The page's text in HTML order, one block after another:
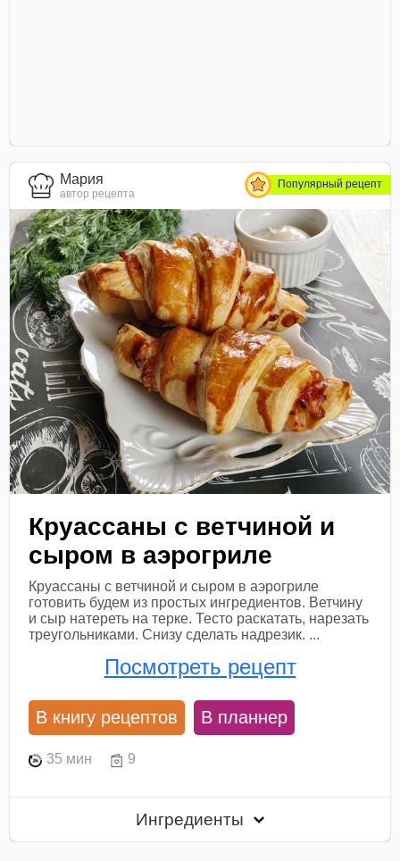
Мария
автор рецепта
Популярный рецепт
Круассаны с ветчиной и
сыром в аэрогриле
Круассаны с ветчиной и сыром в аэрогриле
готовить будем из простых ингредиентов. Ветчину
и сыр натереть на терке. Тесто раскатать, нарезать
треугольниками. Снизу сделать надрезик. ...
Посмотреть рецепт
В книгу рецептов В планнер
35 мин 9
Ингредиенты